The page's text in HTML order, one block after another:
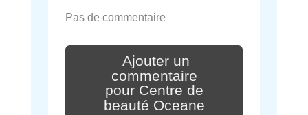
Pas de commentaire
Ajouter un
commentaire
pour Centre de
beauté Oceane